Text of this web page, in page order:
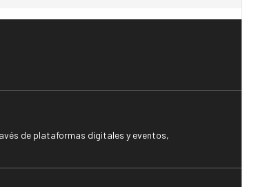
de plataformas digitales y eventos,